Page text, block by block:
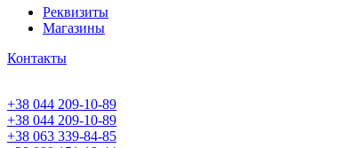
Реквизиты
Магазины
Контакты
+38 044 209-10-89
+38 044 209-10-89
+38 063 339-84-85